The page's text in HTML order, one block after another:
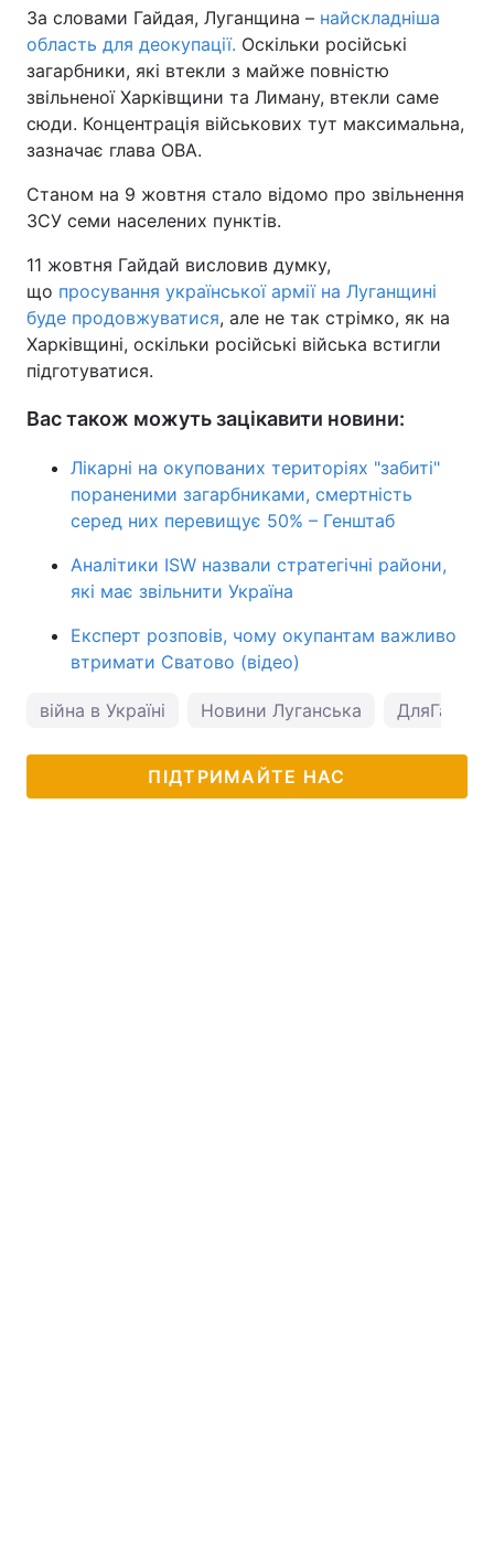
За словами Гайдая, Луганщина – найскладніша
область для деокупації. Оскільки російські
загарбники, які втекли з майже повністю
звільненої Харківщини та Лиману, втекли саме
сюди. Концентрація військових тут максимальна,
зазначає глава ОВА.
Станом на 9 жовтня стало відомо про звільнення
ЗСУ семи населених пунктів.
11 жовтня Гайдай висловив думку,
що просування української армії на Луганщині
буде продовжуватися, але не так стрімко, як на
Харківщині, оскільки російські війська встигли
підготуватися.
Вас також можуть зацікавити новини:
Лікарні на окупованих територіях "забиті"
пораненими загарбниками, смертність
серед них перевищує 50% – Генштаб
Аналітики ISW назвали стратегічні райони,
які має звільнити Україна
Експерт розповів, чому окупантам важливо
втримати Сватово (відео)
війна в Україні Новини Луганська ДляГааги
ПІДТРИМАЙТЕ НАС